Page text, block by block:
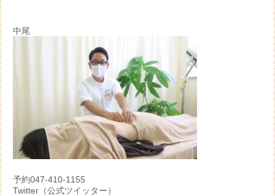
中尾
予約047-410-1155
Twitter（公式ツイッター）